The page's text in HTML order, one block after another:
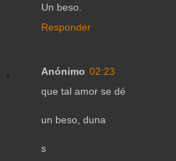
Un beso.
Responder
Anónimo 02:23
que tal amor se dé
un beso, duna
s